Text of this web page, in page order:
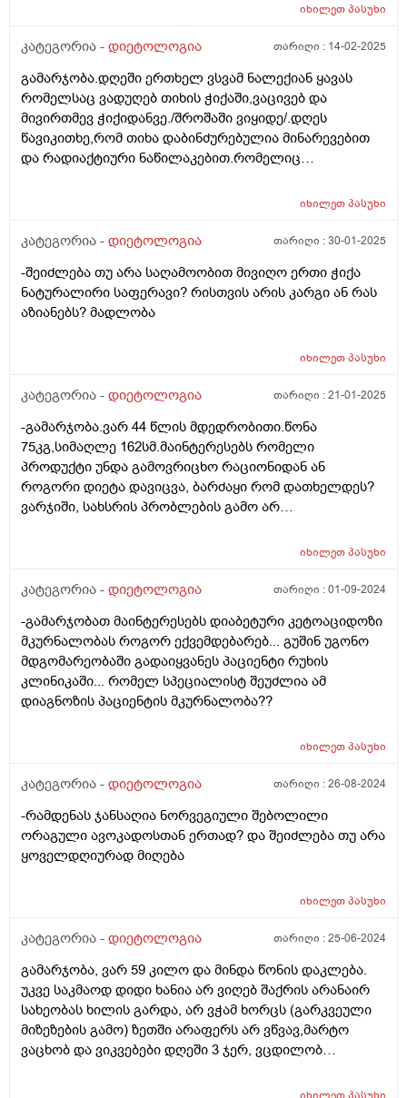
იხილეთპასუხი
კატეგორია - დიეტოლოგია თარიღი : 14-02-2025
გამარჯობა.დღეში ერთხელ ვსვამ ნალექიან ყავას
რომელსაც ვადუღებ თიხის ჭიქაში,ვაცივებ და
მივირთმევ ჭიქიდანვე./შროშაში ვიყიდე/.დღეს
წავიკითხე,რომ თიხა დაბინძურებულია მინარევებით
და რადიაქტიური ნაწილაკებით.რომელიც
თიხაში.მაინტერესებს,არასწორად ვიქცევი? ან მავნებს
დალევა? მადლობა.
იხილეთპასუხი
კატეგორია - დიეტოლოგია თარიღი :30-01-2025
-შეიძლება თუ არა საღამოობით მივიღო ერთი ჭიქა
ნატურალირი საფერავი? რისთვის არის კარგი ან რას
აზიანებს? მადლობა
იხილეთპასუხი
კატეგორია - დიეტოლოგია თარიღი :21-01-2025
-გამარჯობა.ვარ 44 წლის მდედრობითი.წონა
75კგ,სიმაღლე 162სმ.მაინტერესებს რომელი
პროდუქტი უნდა გამოვრიცხო რაციონიდან ან
როგორი დიეტა დავიცვა, ბარძაყი რომ დათხელდეს?
ვარჯიში, სახსრის პრობლების გამო არ
იხილეთპასუხი
კატეგორია - დიეტოლოგია თარიღი :01-09-2024
-გამარჯობათ მაინტერესებს დიაბეტური კეტოაციდოზი
მკურნალობას როგორ ექვემდებარებ... გუშინ უგონო
მდგომარეობაში გადაიყვანეს პაციენტი რუხის
კლინიკაში... რომელ სპეციალისტ შეუძლია ამ
დიაგნოზის პაციენტის მკურნალობა??
იხილეთპასუხი
კატეგორია - დიეტოლოგია თარიღი :26-08-2024
-რამდენას ჯანსაღია ნორვეგიული შებოლილი
ორაგული ავოკადოსთან ერთად? და შეიძლება თუ არა
ყოველდღიურად მიღება
იხილეთპასუხი
კატეგორია - დიეტოლოგია თარიღი :25-06-2024
გამარჯობა, ვარ 59 კილო და მინდა წონის დაკლება.
უკვე საკმაოდ დიდი ხანია არ ვიღებ შაქრის არანაირ
სახეობას ხილის გარდა, არ ვჭამ ხორცს (გარკვეული
მიზეზების გამო) ზეთში არაფერს არ ვწვავ,მარტო
ვაცხობ და ვიკვებები დღეში 3 ჯერ, ვცდილობ
მირჩიოთ რამე ან დამანახოთ სად ვუშვებ შეცდომას?